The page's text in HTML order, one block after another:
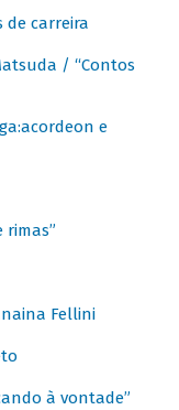
de carreira
/ “Contos
e
rimas”
Fellini
à vontade”